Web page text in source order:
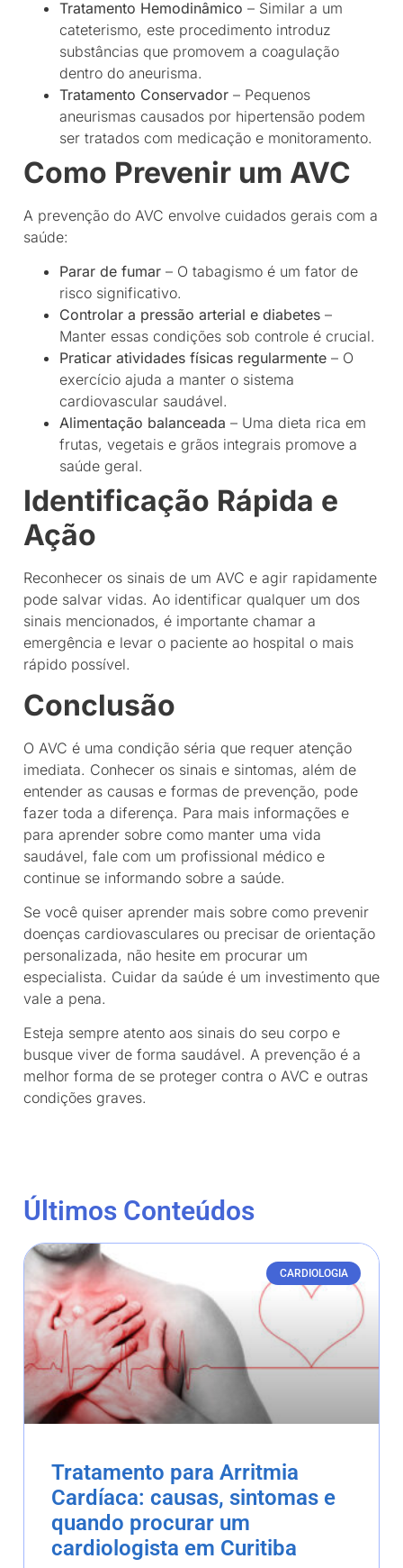
Tratamento Hemodinâmico – Similar a um
cateterismo, este procedimento introduz
substâncias que promovem a coagulação
dentro do aneurisma.
Tratamento Conservador – Pequenos
aneurismas causados por hipertensão podem
ser tratados com medicação e monitoramento.
Como Prevenir um AVC
A prevenção do AVC envolve cuidados gerais com a
saúde:
Parar de fumar – O tabagismo é um fator de
risco significativo.
Controlar a pressão arterial e diabetes –
Manter essas condições sob controle é crucial.
Praticar atividades físicas regularmente – O
exercício ajuda a manter o sistema
cardiovascular saudável.
Alimentação balanceada – Uma dieta rica em
frutas, vegetais e grãos integrais promove a
saúde geral.
Identificação Rápida e
Ação
Reconhecer os sinais de um AVC e agir rapidamente
pode salvar vidas. Ao identificar qualquer um dos
sinais mencionados, é importante chamar a
emergência e levar o paciente ao hospital o mais
rápido possível.
Conclusão
O AVC é uma condição séria que requer atenção
imediata. Conhecer os sinais e sintomas, além de
entender as causas e formas de prevenção, pode
fazer toda a diferença. Para mais informações e
para aprender sobre como manter uma vida
saudável, fale com um profissional médico e
continue se informando sobre a saúde.
Se você quiser aprender mais sobre como prevenir
doenças cardiovasculares ou precisar de orientação
personalizada, não hesite em procurar um
especialista. Cuidar da saúde é um investimento que
vale a pena.
Esteja sempre atento aos sinais do seu corpo e
busque viver de forma saudável. A prevenção é a
melhor forma de se proteger contra o AVC e outras
condições graves.
Últimos Conteúdos
CARDIOLOGIA
Tratamento para Arritmia
Cardíaca: causas, sintomas e
quando procurar um
cardiologista em Curitiba